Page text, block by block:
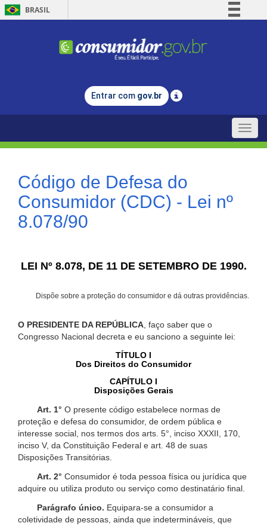
BRASIL
Comunica BR
Legislação
Entrar com gov.br
Toggle
Código de Defesa do
Consumidor (CDC) - Lei nº
8.078/90
LEI Nº 8.078, DE 11 DE SETEMBRO DE 1990.
Dispõe sobre a proteção do consumidor e dá outras providências.
O PRESIDENTE DA REPÚBLICA , faço saber que o
Congresso Nacional decreta e eu sanciono a seguinte lei:
TÍTULO I
Dos Direitos do Consumidor
CAPÍTULO I
Disposições Gerais
Art. 1° O presente código estabelece normas de
proteção e defesa do consumidor, de ordem pública e
interesse social, nos termos dos arts. 5°, inciso XXXII, 170,
inciso V, da Constituição Federal e art. 48 de suas
Disposições Transitórias.
Art. 2° Consumidor é toda pessoa física ou jurídica que
adquire ou utiliza produto ou serviço como destinatário final.
Parágrafo único. Equipara-se a consumidor a
coletividade de pessoas, ainda que indetermináveis, que